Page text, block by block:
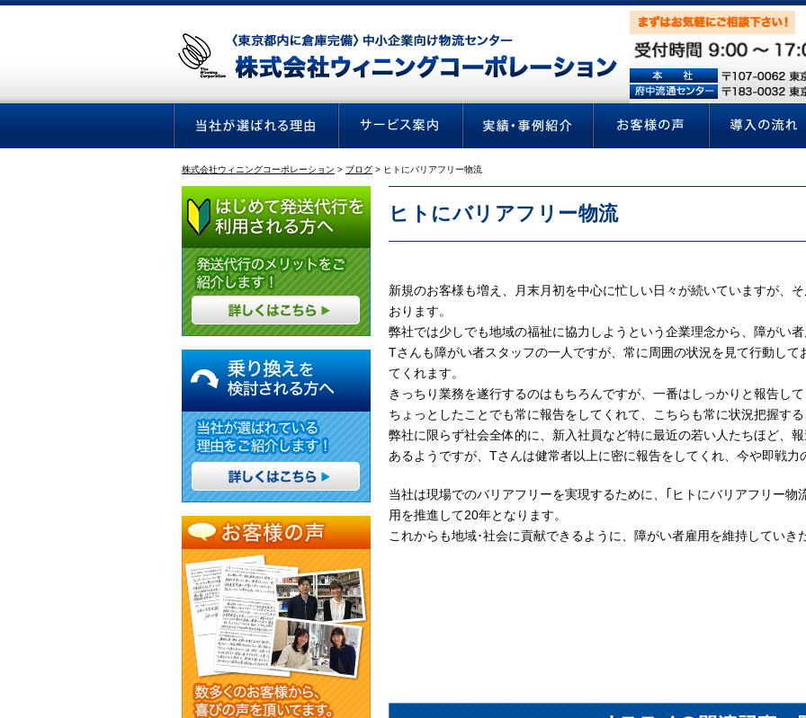
株式会社ウィニングコーポレーション > ブログ > ヒトにバリアフリー物流
ヒトにバリアフリー物流
新規のお客様も増え、月末月初を中心に忙しい日々が続いていますが、
おります。
弊社では少しでも地域の福祉に協力しようという企業理念から、障がい
Tさんも障がい者スタッフの一人ですが、常に周囲の状況を見て行動し
てくれます。
きっちり業務を遂行するのはもちろんですが、一番はしっかりと報告し
ちょっとしたことでも常に報告をしてくれて、こちらも常に状況把握す
弊社に限らず社会全体的に、新入社員など特に最近の若い人たちほど、
あるようですが、 Tさんは健常者以上に密に報告をしてくれ、今や即戦力
当社は現場でのバリアフリーを実現するために、｢ヒトにバリアフリー物
用を推進して20年となります。
これからも地域･社会に貢献できるように、障がい者雇用を維持していき